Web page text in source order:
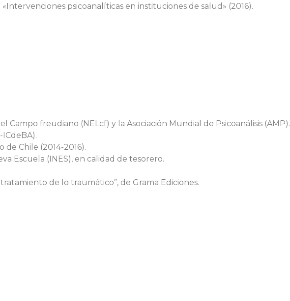
psicoanalíticas en instituciones de salud» (2016).
Campo freudiano (NELcf) y la Asociación Mundial de Psicoanálisis (AMP).
Chile (2014-2016).
Escuela (INES), en calidad de tesorero.
de lo traumático”, de Grama Ediciones.